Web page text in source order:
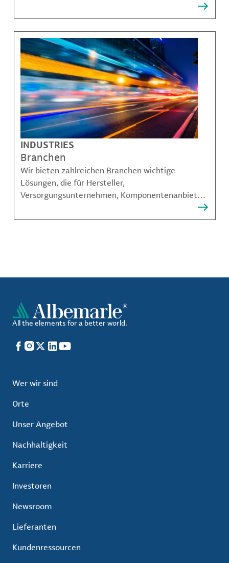
komplexe Herausforderungen zu bewältigen.
INDUSTRIES
Branchen
Wir bieten zahlreichen Branchen wichtige
Lösungen, die für Hersteller,
Versorgungsunternehmen, Komponentenanbieter,
Akteure unerlässlich sind.
All the elements for a better world.
Facebook
Instagram
X LinkedIn
YouTube
Wer wir sind
Orte
Unser Angebot
Nachhaltigkeit
Karriere
Investoren
Newsroom
Lieferanten
Kundenressourcen